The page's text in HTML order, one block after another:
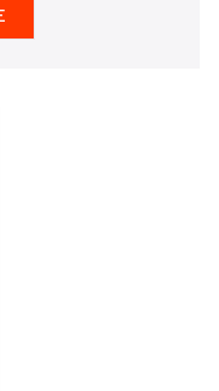
publiés.
l’offre